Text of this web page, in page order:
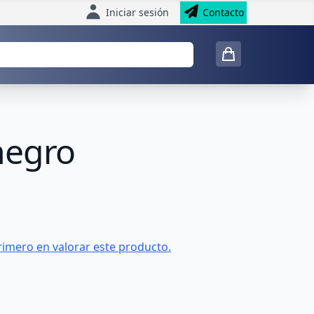
Iniciar sesión Contacto
en valorar este producto.